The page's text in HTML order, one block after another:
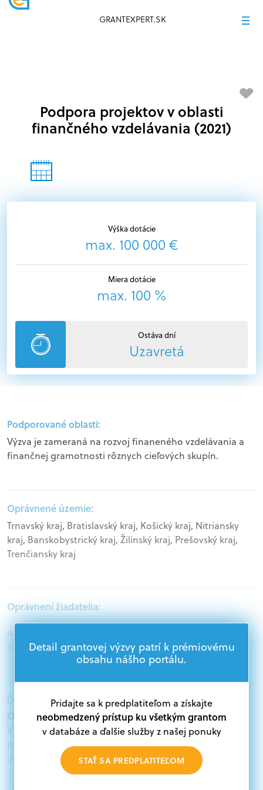
GRANTEXPERT.SK
Výška dotácie
max. 100 000 €
Miera dotácie
max. 100 %
Ostáva dní
Uzavretá
Podpora projektov v oblasti
finančného vzdelávania (2021)
Podporované oblasti:
Výzva je zameraná na rozvoj finaneného vzdelávania a
finančnej gramotnosti rôznych cieľových skupín.
Oprávnené územie:
Trnavský kraj, Bratislavský kraj, Košický kraj, Nitriansky
kraj, Banskobystrický kraj, Žilinský kraj, Prešovský kraj,
Trenčiansky kraj
Oprávnení žiadatelia:
Akademický sektor, Podnikatelia, Mimovládne
organizácie
Ďalšie informácie:
Oprávnení žiadatelia:
V databáze grantov a dotácií na portáli Grantexpert.sk
nájdete aktuálne výzvy z eurofondov, plánu obnovy a
ďalších zdrojov.
Detail grantovej výzvy patrí k prémiovému
obsahu nášho portálu.
Pridajte sa k predplatiteľom a získajte
neobmedzený prístup ku všetkým grantom
v databáze a ďalšie služby z našej ponuky
STAŤ SA PREDPLATITEĽOM